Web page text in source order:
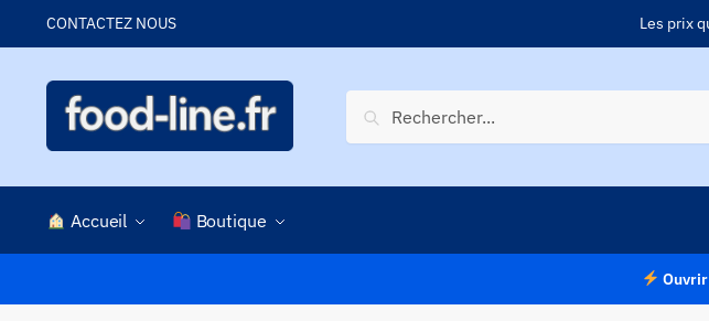
CONTACTEZ NOUS Les prix
pour :
Recherche
Accueil Boutique
Ouvrir